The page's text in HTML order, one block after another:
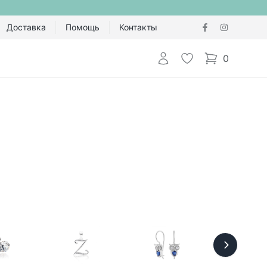
Доставка Помощь Контакты
Авторизоваться
Избранное
0
items in cart,